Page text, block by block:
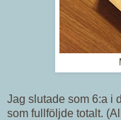
Jag slutade som 6:a i
som fullföljde totalt.